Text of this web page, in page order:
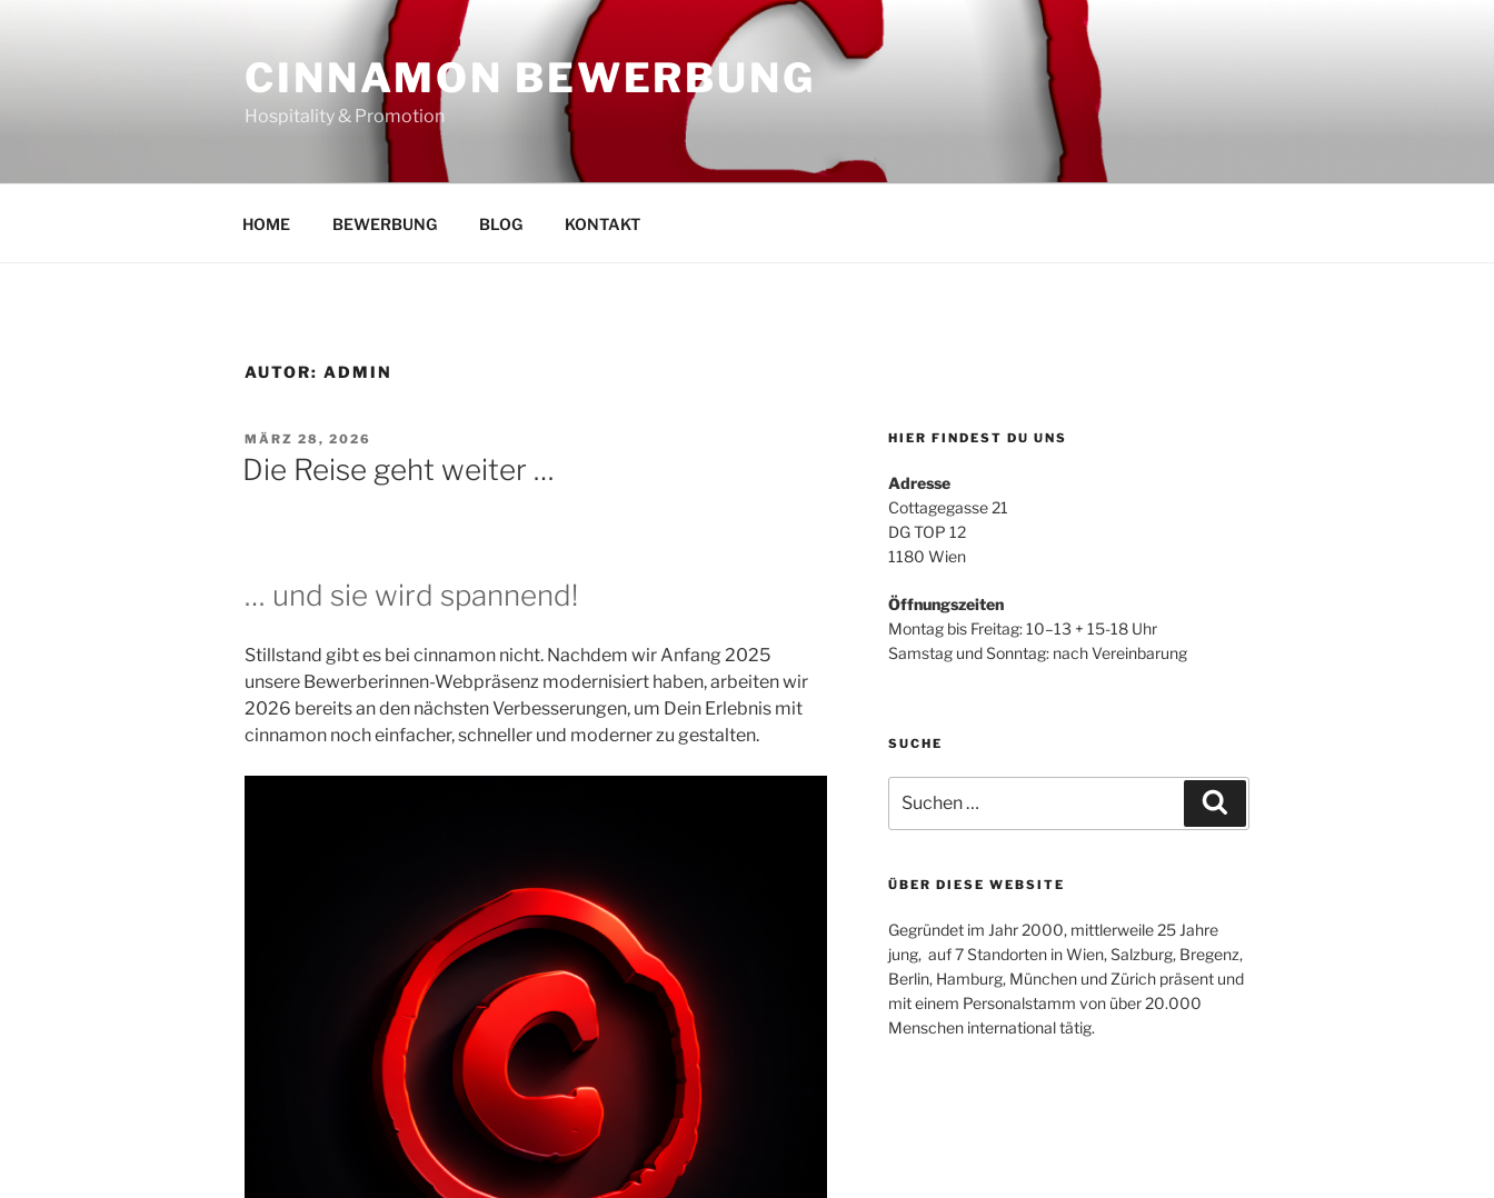
CINNAMON BEWERBUNG
Hospitality & Promotion
HOME BEWERBUNG BLOG KONTAKT
AUTOR: ADMIN
VERÖFFENTLICHT
AM
MÄRZ 28, 2026
Die Reise geht weiter …
… und sie wird spannend!
Stillstand gibt es bei cinnamon nicht. Nachdem wir Anfang 2025
unsere Bewerberinnen-Webpräsenz modernisiert haben, arbeiten wir
2026 bereits an den nächsten Verbesserungen, um Dein Erlebnis mit
cinnamon noch einfacher, schneller und moderner zu gestalten.
HIER FINDEST DU UNS
Adresse
Cottagegasse 21
DG TOP 12
1180 Wien
Öffnungszeiten
Montag bis Freitag: 10–13 + 15-18 Uhr
Samstag und Sonntag: nach Vereinbarung
SUCHE
nach:
ÜBER DIESE WEBSITE
Gegründet im Jahr 2000, mittlerweile 25 Jahre
jung, auf 7 Standorten in Wien, Salzburg, Bregenz,
Berlin, Hamburg, München und Zürich präsent und
mit einem Personalstamm von über 20.000
Menschen international tätig.